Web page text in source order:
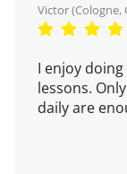
Victor (Cologne,
I enjoy
lessons.
daily are